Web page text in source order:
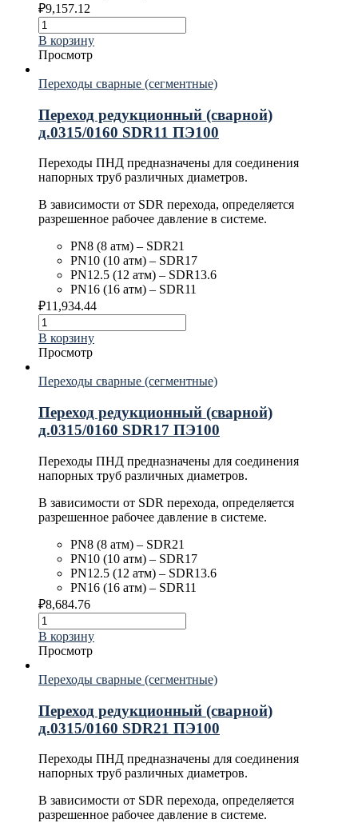
₽9,157.12
В корзину
Просмотр
Переходы сварные (сегментные)
Переход редукционный (сварной)
д.0315/0160 SDR11 ПЭ100
Переходы ПНД предназначены для соединения
напорных труб различных диаметров.
В зависимости от SDR перехода, определяется
разрешенное рабочее давление в системе.
PN8 (8 атм) – SDR21
PN10 (10 атм) – SDR17
PN12.5 (12 атм) – SDR13.6
PN16 (16 атм) – SDR11
₽11,934.44
В корзину
Просмотр
Переходы сварные (сегментные)
Переход редукционный (сварной)
д.0315/0160 SDR17 ПЭ100
Переходы ПНД предназначены для соединения
напорных труб различных диаметров.
В зависимости от SDR перехода, определяется
разрешенное рабочее давление в системе.
PN8 (8 атм) – SDR21
PN10 (10 атм) – SDR17
PN12.5 (12 атм) – SDR13.6
PN16 (16 атм) – SDR11
₽8,684.76
В корзину
Просмотр
Переходы сварные (сегментные)
Переход редукционный (сварной)
д.0315/0160 SDR21 ПЭ100
Переходы ПНД предназначены для соединения
напорных труб различных диаметров.
В зависимости от SDR перехода, определяется
разрешенное рабочее давление в системе.